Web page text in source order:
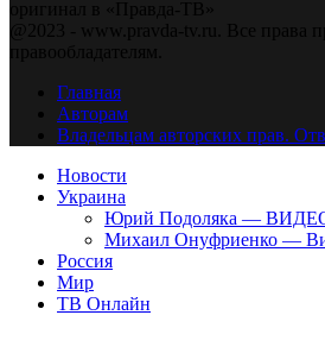
оригинал в «Правда-ТВ»
@2023 - www.pravda-tv.ru. Все права
правообладателям.
Главная
Авторам
Владельцам авторских прав.
Новости
Украина
Юрий Подоляка —
Михаил Онуфриенко —
Россия
Мир
ТВ Онлайн